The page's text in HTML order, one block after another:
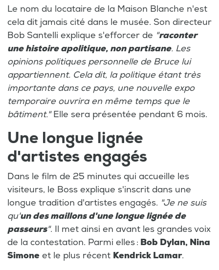
Le nom du locataire de la Maison Blanche n'est
cela dit jamais cité dans le musée. Son directeur
Bob Santelli explique s'efforcer de "raconter
une histoire apolitique, non partisane. Les
opinions politiques personnelle de Bruce lui
appartiennent. Cela dit, la politique étant très
importante dans ce pays, une nouvelle expo
temporaire ouvrira en même temps que le
bâtiment."Elle sera présentée pendant 6 mois.
Une longue lignée
d'artistes engagés
Dans le film de 25 minutes qui accueille les
visiteurs, le Boss explique s'inscrit dans une
longue tradition d'artistes engagés. "Je ne suis
qu'un des maillons d'une longue lignée de
passeurs". Il met ainsi en avant les grandes voix
de la contestation. Parmi elles : Bob Dylan, Nina
Simone et le plus récent Kendrick Lamar.